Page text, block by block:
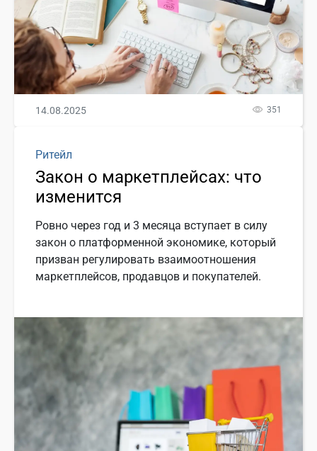
14.08.2025 351
Ритейл
Закон о маркетплейсах: что
изменится
Ровно через год и 3 месяца вступает в силу
закон о платформенной экономике, который
призван регулировать взаимоотношения
маркетплейсов, продавцов и покупателей.